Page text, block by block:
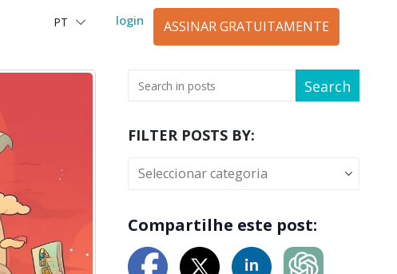
PT
العربية
login ASSINAR GRATUITAMENTE
Search
FILTER POSTS BY:
Compartilhe este post: